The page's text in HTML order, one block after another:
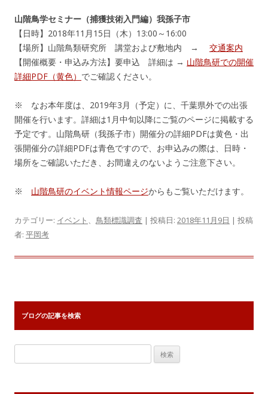
山階鳥学セミナー（捕獲技術入門編）我孫子市
【日時】2018年11月15日（木）13:00～16:00
【場所】山階鳥類研究所 講堂および敷地内 → 交通案内
【開催概要・申込み方法】要申込 詳細は → 山階鳥研での開催
詳細PDF（黄色） でご確認ください。
※ なお本年度は、2019年3月（予定）に、千葉県外での出張
開催を行います。詳細は1月中旬以降にご覧のページに掲載する
予定です。山階鳥研（我孫子市）開催分の詳細PDFは黄色・出
張開催分の詳細PDFは青色ですので、お申込みの際は、日時・
場所をご確認いただき、お間違えのないようご注意下さい。
※ 山階鳥研のイベント情報ページからもご覧いただけます。
カテゴリー: イベント 、 鳥類標識調査 | 投稿日: 2018年11月9日 | 投稿
者: 平岡考
ブログの記事を検索
索: